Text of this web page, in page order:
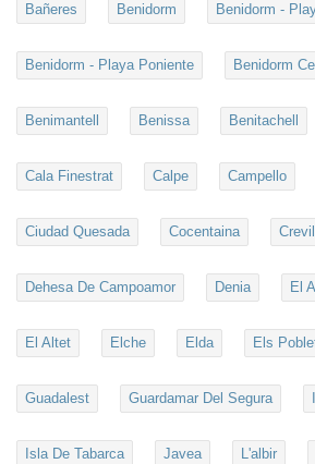
Bañeres Benidorm Benidorm -
Benidorm - Playa Poniente Benidorm
Benimantell Benissa Benitachell
Cala Finestrat Calpe Campello
Ciudad Quesada Cocentaina
Dehesa De Campoamor Denia El
El Altet Elche Elda Els
Guadalest Guardamar Del Segura
Isla De Tabarca Javea L'albir